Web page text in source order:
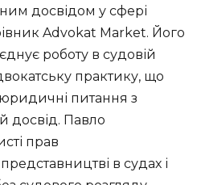
досвідом у сфері
Advokat Market. Його
роботу в судовій
практику, що
питання з
досвід. Павло
прав
в судах і